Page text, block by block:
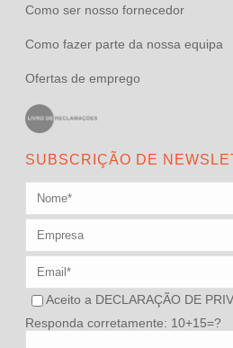
Como ser nosso fornecedor
Como fazer parte da nossa equipa
Ofertas de emprego
SUBSCRIÇÃO DE
Aceito a DECLARAÇÃO DE
Responda corretamente: 10+15=?